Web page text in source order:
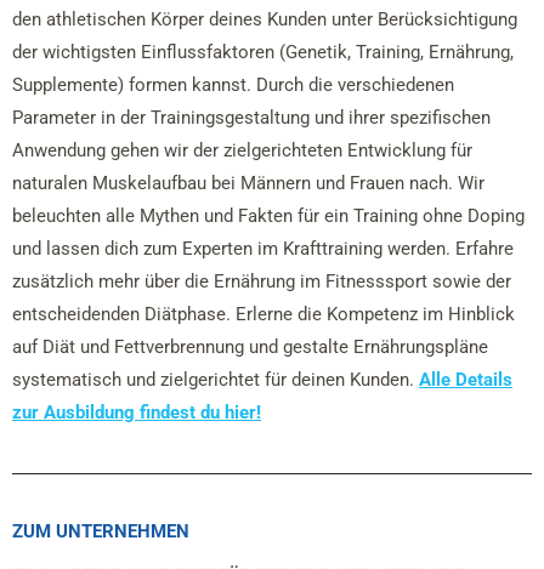
den athletischen Körper deines Kunden unter Berücksichtigung
der wichtigsten Einflussfaktoren (Genetik, Training, Ernährung,
Supplemente) formen kannst. Durch die verschiedenen
Parameter in der Trainingsgestaltung und ihrer spezifischen
Anwendung gehen wir der zielgerichteten Entwicklung für
naturalen Muskelaufbau bei Männern und Frauen nach. Wir
beleuchten alle Mythen und Fakten für ein Training ohne Doping
und lassen dich zum Experten im Krafttraining werden. Erfahre
zusätzlich mehr über die Ernährung im Fitnesssport sowie der
entscheidenden Diätphase. Erlerne die Kompetenz im Hinblick
auf Diät und Fettverbrennung und gestalte Ernährungspläne
systematisch und zielgerichtet für deinen Kunden. Alle Details
zur Ausbildung findest du hier!
ZUM UNTERNEHMEN